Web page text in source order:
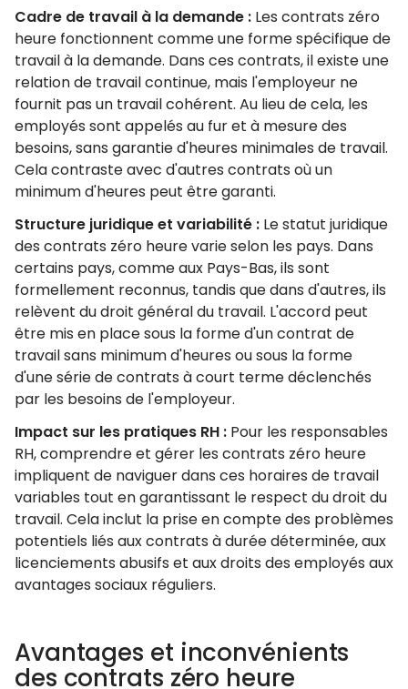
Cadre de travail à la demande : Les contrats zéro
heure fonctionnent comme une forme spécifique de
travail à la demande. Dans ces contrats, il existe une
relation de travail continue, mais l'employeur ne
fournit pas un travail cohérent. Au lieu de cela, les
employés sont appelés au fur et à mesure des
besoins, sans garantie d'heures minimales de travail.
Cela contraste avec d'autres contrats où un
minimum d'heures peut être garanti.
Structure juridique et variabilité : Le statut juridique
des contrats zéro heure varie selon les pays. Dans
certains pays, comme aux Pays-Bas, ils sont
formellement reconnus, tandis que dans d'autres, ils
relèvent du droit général du travail. L'accord peut
être mis en place sous la forme d'un contrat de
travail sans minimum d'heures ou sous la forme
d'une série de contrats à court terme déclenchés
par les besoins de l'employeur.
Impact sur les pratiques RH : Pour les responsables
RH, comprendre et gérer les contrats zéro heure
impliquent de naviguer dans ces horaires de travail
variables tout en garantissant le respect du droit du
travail. Cela inclut la prise en compte des problèmes
potentiels liés aux contrats à durée déterminée, aux
licenciements abusifs et aux droits des employés aux
avantages sociaux réguliers.
Avantages et inconvénients
des contrats zéro heure